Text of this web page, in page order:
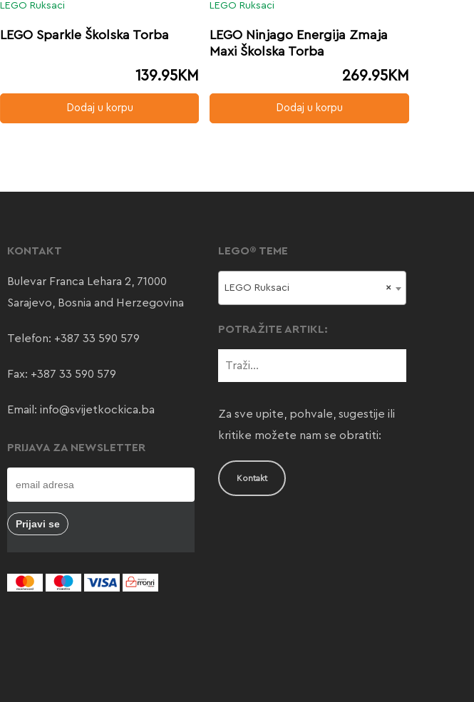
LEGO Ruksaci
LEGO Sparkle Školska Torba
139.95KM
Dodaj u korpu
LEGO Ruksaci
LEGO Ninjago Energija Zmaja
Maxi Školska Torba
269.95KM
Dodaj u korpu
KONTAKT
Bulevar Franca Lehara 2, 71000
Sarajevo, Bosnia and Herzegovina
Telefon: +387 33 590 579
Fax: +387 33 590 579
Email: info@svijetkockica.ba
PRIJAVA ZA NEWSLETTER
LEGO® TEME
×
LEGO Ruksaci
POTRAŽITE ARTIKL:
Za sve upite, pohvale, sugestije ili
kritike možete nam se obratiti:
Kontakt